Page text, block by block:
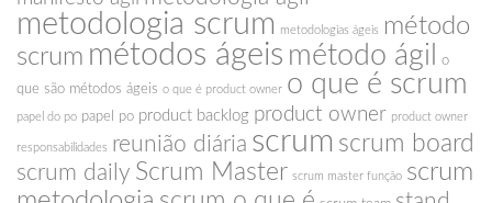
metodologia scrum metodologias ágeis
método
scrum métodos ágeis método ágil
o
que são métodos ágeis o que é product owner o que é scrum
papel do po papel po product backlog product owner product owner
responsabilidades reunião diária scrum scrum board
scrum daily Scrum Master scrum master função scrum